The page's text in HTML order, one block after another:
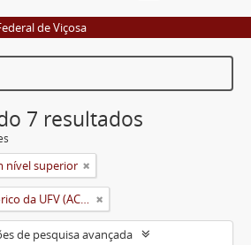
de Viçosa
7 resultados
nível superior
Arquivo Central e Histórico da UFV (ACH-UFV)
de pesquisa avançada